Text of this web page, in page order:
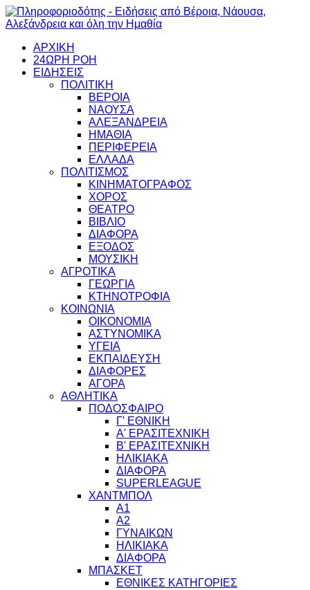
ΑΡΧΙΚΗ
24ΩΡΗ ΡΟΗ
ΕΙΔΗΣΕΙΣ
ΠΟΛΙΤΙΚΗ
ΒΕΡΟΙΑ
ΝΑΟΥΣΑ
ΑΛΕΞΑΝΔΡΕΙΑ
ΗΜΑΘΙΑ
ΠΕΡΙΦΕΡΕΙΑ
ΕΛΛΑΔΑ
ΠΟΛΙΤΙΣΜΟΣ
ΚΙΝΗΜΑΤΟΓΡΑΦΟΣ
ΧΟΡΟΣ
ΘΕΑΤΡΟ
ΒΙΒΛΙΟ
ΔΙΑΦΟΡΑ
ΕΞΟΔΟΣ
ΜΟΥΣΙΚΗ
ΑΓΡΟΤΙΚΑ
ΓΕΩΡΓΙΑ
ΚΤΗΝΟΤΡΟΦΙΑ
ΚΟΙΝΩΝΙΑ
ΟΙΚΟΝΟΜΙΑ
ΑΣΤΥΝΟΜΙΚΑ
ΥΓΕΙΑ
ΕΚΠΑΙΔΕΥΣΗ
ΔΙΑΦΟΡΕΣ
ΑΓΟΡΑ
ΑΘΛΗΤΙΚΑ
ΠΟΔΟΣΦΑΙΡΟ
Γ' ΕΘΝΙΚΗ
Α' ΕΡΑΣΙΤΕΧΝΙΚΗ
Β' ΕΡΑΣΙΤΕΧΝΙΚΗ
ΗΛΙΚΙΑΚΑ
ΔΙΑΦΟΡΑ
SUPERLEAGUE
ΧΑΝΤΜΠΟΛ
Α1
Α2
ΓΥΝΑΙΚΩΝ
ΗΛΙΚΙΑΚΑ
ΔΙΑΦΟΡΑ
ΜΠΑΣΚΕΤ
ΕΘΝΙΚΕΣ ΚΑΤΗΓΟΡΙΕΣ